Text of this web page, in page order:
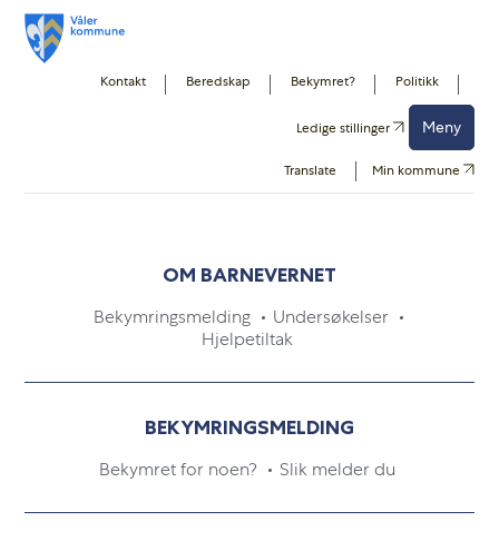
Kontakt Beredskap Bekymret? Politikk
Ledige stillinger Meny
Translate Min kommune
Barnevern
OM BARNEVERNET
Bekymringsmelding
Undersøkelser
Hjelpetiltak
BEKYMRINGSMELDING
Bekymret for noen? Slik melder du